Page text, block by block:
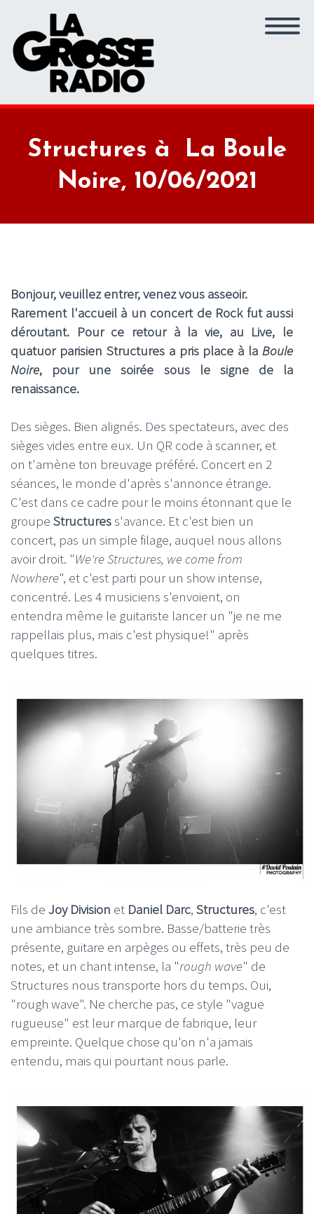
Structures à La Boule
Noire, 10/06/2021
Bonjour, veuillez entrer, venez vous asseoir.
Rarement l'accueil à un concert de Rock fut aussi
déroutant. Pour ce retour à la vie, au Live, le
quatuor parisien Structures a pris place à la Boule
Noire, pour une soirée sous le signe de la
renaissance.
Des sièges. Bien alignés. Des spectateurs, avec des
sièges vides entre eux. Un QR code à scanner, et
on t'amène ton breuvage préféré. Concert en 2
séances, le monde d'après s'annonce étrange.
C'est dans ce cadre pour le moins étonnant que le
groupe Structuress'avance. Et c'est bien un
concert, pas un simple filage, auquel nous allons
avoir droit. "We're Structures, we come from
Nowhere", et c'est parti pour un show intense,
concentré. Les 4 musiciens s'envoient, on
entendra même le guitariste lancer un "je ne me
rappellais plus, mais c'est physique!" après
quelques titres.
Fils de Joy Division et Daniel Darc, Structures, c'est
une ambiance très sombre. Basse/batterie très
présente, guitare en arpèges ou effets, très peu de
notes, et un chant intense, la "rough wave" de
Structures nous transporte hors du temps. Oui,
"rough wave". Ne cherche pas, ce style "vague
rugueuse" est leur marque de fabrique, leur
empreinte. Quelque chose qu'on n'a jamais
entendu, mais qui pourtant nous parle.